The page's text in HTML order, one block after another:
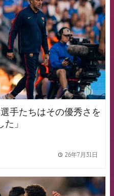
手たちはその優秀さを
」
26年7月31日
FCB Barcelona badge